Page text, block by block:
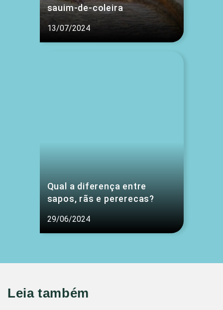
sauim-de-coleira
13/07/2024
Qual a diferença entre
sapos, rãs e pererecas?
29/06/2024
Leia também